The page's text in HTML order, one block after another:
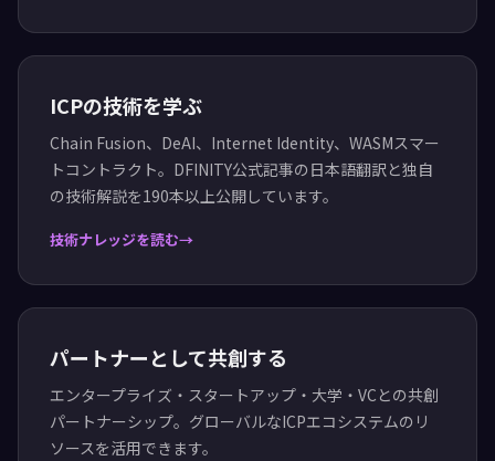
ICPの技術を学ぶ
Chain Fusion、DeAI、Internet Identity、WASMスマー
トコントラクト。DFINITY公式記事の日本語翻訳と独自
の技術解説を190本以上公開しています。
技術ナレッジを読む
パートナーとして共創する
エンタープライズ・スタートアップ・大学・VCとの共創
パートナーシップ。グローバルなICPエコシステムのリ
ソースを活用できます。